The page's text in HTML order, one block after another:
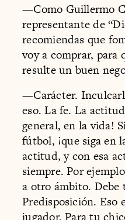
—Como Guillermo
representante de
recomiendas que
voy a comprar, para
resulte un buen
—Carácter.
eso. La fe. La
general, en la vida!
fútbol, ¡que siga en
actitud, y con esa
siempre. Por
a otro ámbito.
Predisposición. Eso